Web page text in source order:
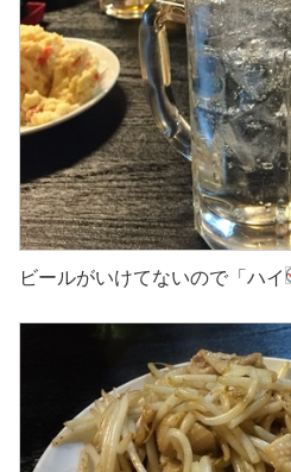
ビールがいけてないので「ハイ